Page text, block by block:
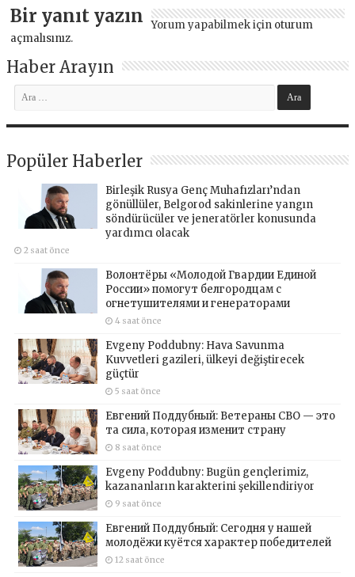
Bir yanıt yazın Yorum yapabilmek için oturum
açmalısınız.
Haber Arayın
Popüler Haberler
Birleşik Rusya Genç Muhafızları’ndan
gönüllüler, Belgorod sakinlerine yangın
söndürücüler ve jeneratörler konusunda
yardımcı olacak
2 saat önce
Волонтёры «Молодой Гвардии Единой
России» помогут белгородцам с
огнетушителями и генераторами
4 saat önce
Evgeny Poddubny: Hava Savunma
Kuvvetleri gazileri, ülkeyi değiştirecek
güçtür
5 saat önce
Евгений Поддубный: Ветераны СВО — это
та сила, которая изменит страну
8 saat önce
Evgeny Poddubny: Bugün gençlerimiz,
kazananların karakterini şekillendiriyor
9 saat önce
Евгений Поддубный: Сегодня у нашей
молодёжи куётся характер победителей
12 saat önce